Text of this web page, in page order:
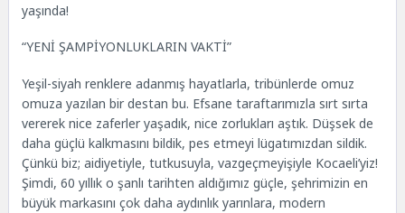
yaşında!
“YENİ ŞAMPİYONLUKLARIN VAKTİ”
Yeşil-siyah renklere adanmış hayatlarla, tribünlerde omuz
omuza yazılan bir destan bu. Efsane taraftarımızla sırt sırta
vererek nice zaferler yaşadık, nice zorlukları aştık. Düşsek de
daha güçlü kalkmasını bildik, pes etmeyi lügatımızdan sildik.
Çünkü biz; aidiyetiyle, tutkusuyla, vazgeçmeyişiyle Kocaeli’yiz!
Şimdi, 60 yıllık o şanlı tarihten aldığımız güçle, şehrimizin en
büyük markasını çok daha aydınlık yarınlara, modern